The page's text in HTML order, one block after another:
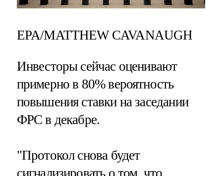
EPA/MATTHEW CAVANAUGH
Инвесторы сейчас оценивают
примерно в 80% вероятность
повышения ставки на заседании
ФРС в декабре.
"Протокол снова будет
сигнализировать о том, что